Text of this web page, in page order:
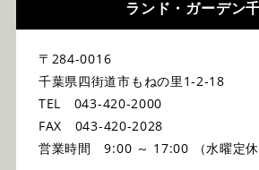
ランド・ガーデン
〒284-0016
千葉県四街道市もねの里1-2-18
TEL 043-420-2000
FAX 043-420-2028
営業時間 9:00 ～ 17:00 （水曜定休